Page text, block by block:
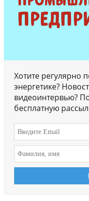
Хотите регулярно
энергетике?
видеоинтервью?
бесплатную